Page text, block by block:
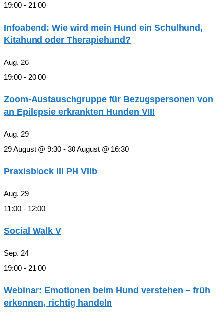
19:00 - 21:00
Infoabend: Wie wird mein Hund ein Schulhund,
Kitahund oder Therapiehund?
Aug. 26
19:00 - 20:00
Zoom-Austauschgruppe für Bezugspersonen von
an Epilepsie erkrankten Hunden VIII
Aug. 29
29 August @ 9:30 - 30 August @ 16:30
Praxisblock III PH VIIb
Aug. 29
11:00 - 12:00
Social Walk V
Sep. 24
19:00 - 21:00
Webinar: Emotionen beim Hund verstehen – früh
erkennen, richtig handeln